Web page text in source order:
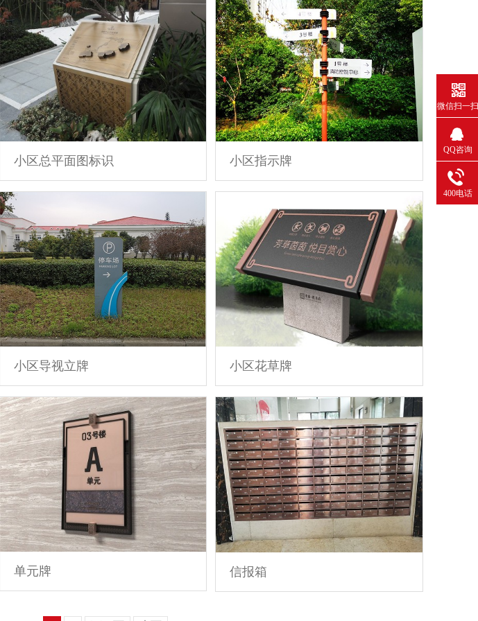
小区总平面图标识 小区指示牌
小区导视立牌 小区花草牌
单元牌 信报箱
微信扫一扫
QQ咨询
400电话